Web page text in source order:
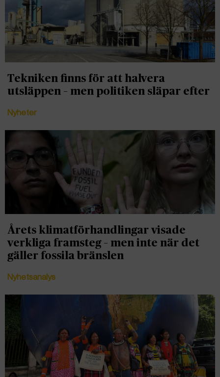
Tekniken finns för att halvera
utsläppen – men politiken släpar efter
Nyheter
Årets klimatförhandlingar visade
verkliga framsteg – men inte när det
gäller fossila bränslen
Nyhetsanalys